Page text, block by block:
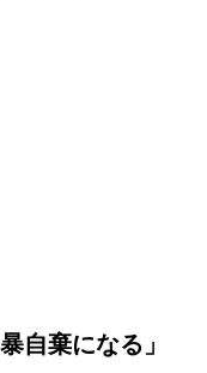
自棄になる」